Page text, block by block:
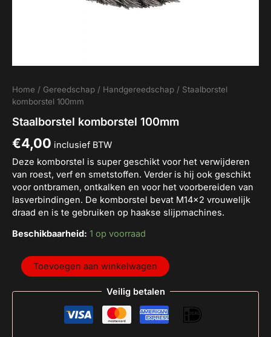
Home / Gereedschap / Handgereedschap / Staalborstel
komborstel 100mm
Staalborstel komborstel 100mm
€4,00 inclusief BTW
Deze komborstel is super geschikt voor het verwijderen
van roest, verf en smetstoffen. Verder is hij ook geschikt
voor ontbramen, ontkalken en voor het voorbereiden van
lasverbindingen. De komborstel bevat M14x2 vrouwelijk
draad en is te gebruiken op haakse slijpmachines.
Beschikbaarheid: 1 op voorraad
Toevoegen aan winkelwagen
Veilig betalen